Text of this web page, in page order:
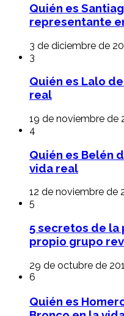
Quién es
representante
3 de diciembre de
3
Quién es Lalo
real
19 de noviembre de
4
Quién es Belén
vida real
12 de noviembre de
5
5 secretos de la
propio grupo
29 de octubre de
6
Quién es